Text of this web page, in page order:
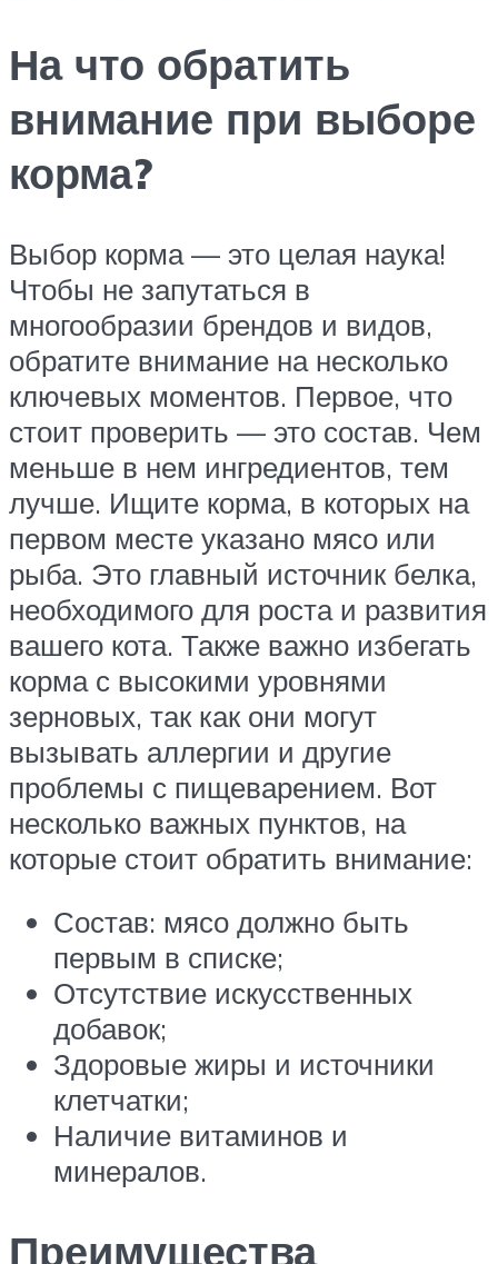
На что обратить
внимание при выборе
корма?
Выбор корма — это целая наука!
Чтобы не запутаться в
многообразии брендов и видов,
обратите внимание на несколько
ключевых моментов. Первое, что
стоит проверить — это состав. Чем
меньше в нем ингредиентов, тем
лучше. Ищите корма, в которых на
первом месте указано мясо или
рыба. Это главный источник белка,
необходимого для роста и развития
вашего кота. Также важно избегать
корма с высокими уровнями
зерновых, так как они могут
вызывать аллергии и другие
проблемы с пищеварением. Вот
несколько важных пунктов, на
которые стоит обратить внимание:
Состав: мясо должно быть
первым в списке;
Отсутствие искусственных
добавок;
Здоровые жиры и источники
клетчатки;
Наличие витаминов и
минералов.
Преимущества